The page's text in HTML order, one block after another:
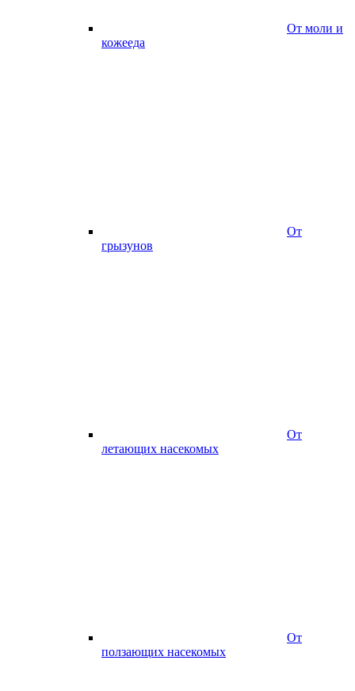
От моли и
кожееда
От
грызунов
От
летающих насекомых
От
ползающих насекомых